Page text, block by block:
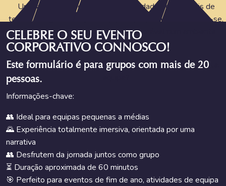
Uma alternativa refrescante às atividades tradicionais de
teambuilding — ideal para equipas que procuram conectar-se,
refletir e viver uma experiência memorável num ambiente
calmo mas impactante.
Pronto para oferecer algo verdadeiramente diferente à sua
CELEBRE O SEU EVENTO
CORPORATIVO CONNOSCO!
Este formulário é para grupos com mais de 20
pessoas.
Informações-chave:
👥 Ideal para equipas pequenas a médias
🌄 Experiência totalmente imersiva, orientada por uma
narrativa
👥 Desfrutem da jornada juntos como grupo
⏳ Duração aproximada de 60 minutos
🎯 Perfeito para eventos de fim de ano, atividades de equipa